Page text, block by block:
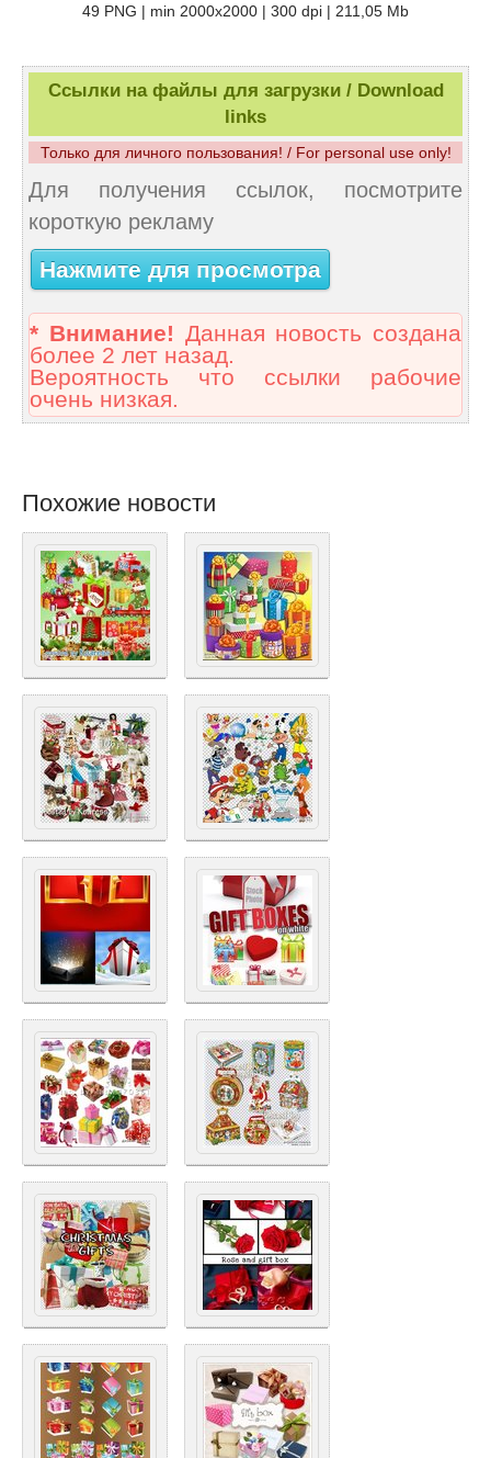
49 PNG | min 2000x2000 | 300 dpi | 211,05 Mb
Ссылки на файлы для загрузки / Download
links
Только для личного пользования! / For personal use only!
Для получения ссылок, посмотрите
короткую рекламу
Нажмите для просмотра
* Внимание! Данная новость создана
более 2 лет назад.
Вероятность что ссылки рабочие
очень низкая.
Похожие новости